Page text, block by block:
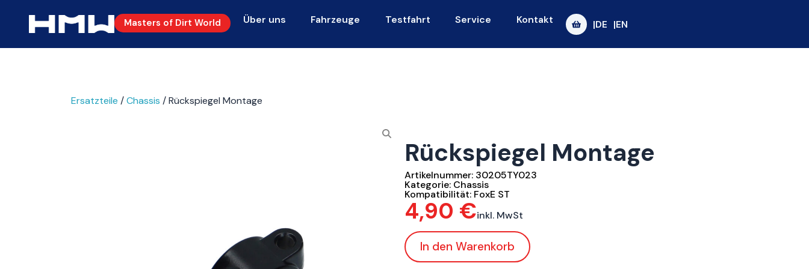
Masters of Dirt World Über uns Fahrzeuge Testfahrt Service Kontakt |DE |EN
Ersatzteile /Chassis / Rückspiegel Montage
Rückspiegel Montage
Artikelnummer: 30205TY023
Kategorie: Chassis
Kompatibilität: FoxE ST
4,90 €inkl. MwSt
In den Warenkorb